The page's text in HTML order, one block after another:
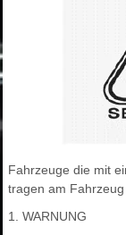
Fahrzeuge die mit
tragen am
1. WARNUNG